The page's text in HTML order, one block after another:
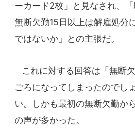
ーカード2枚」と見なされ、
無断欠勤15日以上は解雇処分
ではないか」との主張だ。
これに対する回答は「無断
ごろになってしまったのでし
い。しかも最初の無断欠勤か
の声が多かった。